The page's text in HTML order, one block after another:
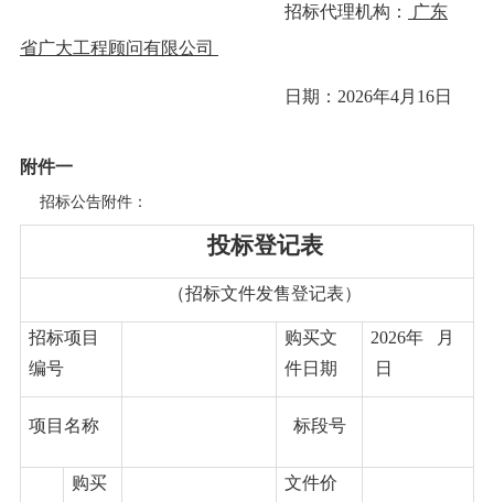
招标代理机构：
广东
省广大工程顾问有限公司
日期： 2026年4月 16日
附件一
招标公告附件：
投标登记表
（招标文件发售登记表）
招标项目
编号
购买文
件日期
2026年
月
日
项目名称 标段号
购买
文件价